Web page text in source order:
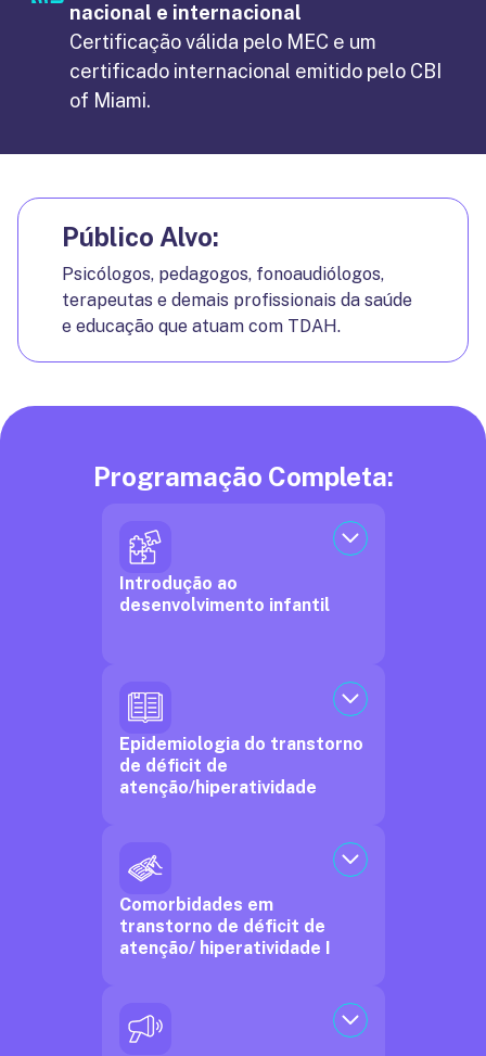
nacional e internacional
Certificação válida pelo MEC e um
certificado internacional emitido pelo CBI
of Miami.
Público Alvo:
Psicólogos, pedagogos, fonoaudiólogos,
terapeutas e demais profissionais da saúde
e educação que atuam com TDAH.
Programação Completa:
Introdução ao
desenvolvimento infantil
Epidemiologia do transtorno
de déficit de
atenção/hiperatividade
Comorbidades em
transtorno de déficit de
atenção/ hiperatividade I